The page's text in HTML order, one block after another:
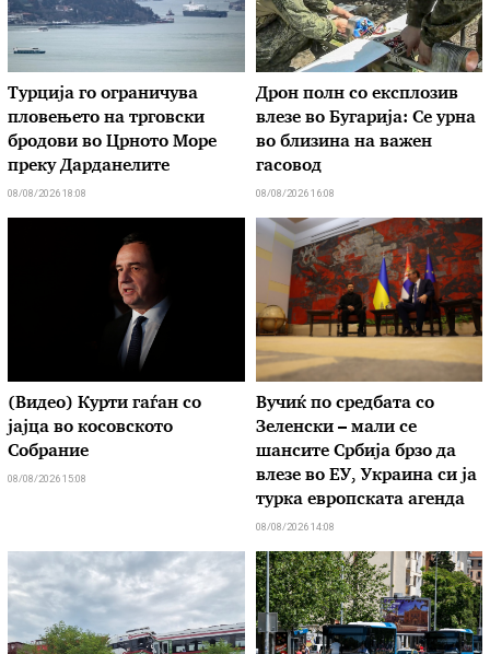
Турција го ограничува
пловењето на трговски
бродови во Црното Море
преку Дарданелите
08/08/2026 18:08
Дрон полн со експлозив
влезе во Бугарија: Се урна
во близина на важен
гасовод
08/08/2026 16:08
(Видео) Курти гаѓан со
јајца во косовското
Собрание
08/08/2026 15:08
Вучиќ по средбата со
Зеленски – мали се
шансите Србија брзо да
влезе во ЕУ, Украина си ја
турка европската агенда
08/08/2026 14:08